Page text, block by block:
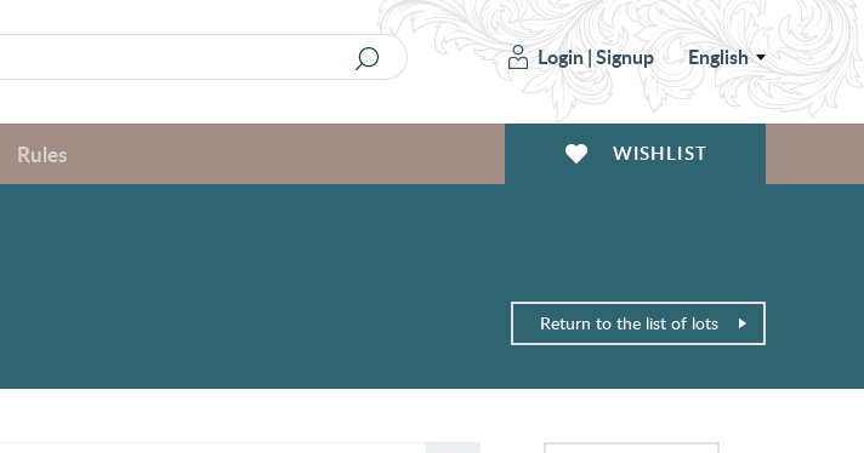
Login|Signup English
Rules WISHLIST
Return to the list of lots